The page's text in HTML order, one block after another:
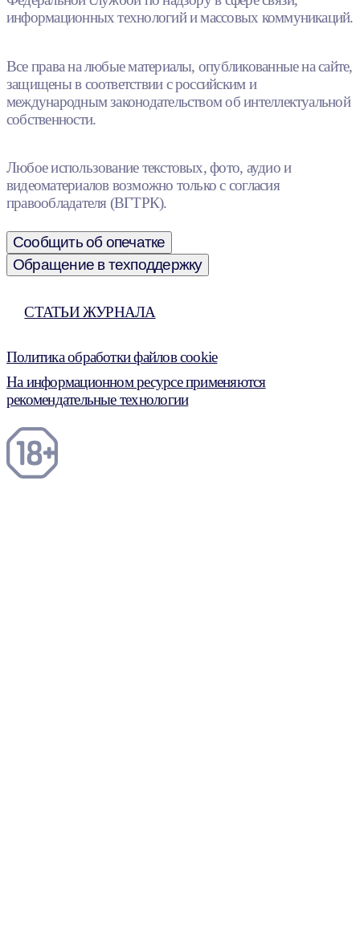
информационных технологий и массовых коммуникаций.
Все права на любые материалы, опубликованные на сайте,
защищены в соответствии с российским и
международным законодательством об интеллектуальной
собственности.
Любое использование текстовых, фото, аудио и
видеоматериалов возможно только с согласия
правообладателя (ВГТРК).
Сообщить об опечатке
Обращение в техподдержку
СТАТЬИ ЖУРНАЛА
Политика обработки файлов cookie
На информационном ресурсе применяются
рекомендательные технологии